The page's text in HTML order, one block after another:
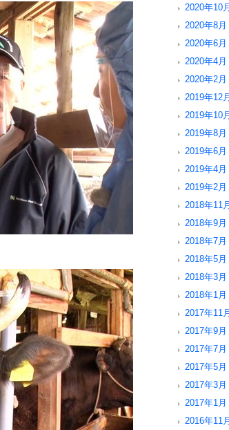
2020年10
2020年8月
2020年6月
2020年4月
2020年2月
2019年12
2019年10
2019年8月
2019年6月
2019年4月
2019年2月
2018年11
2018年9月
2018年7月
2018年5月
2018年3月
2018年1月
2017年11
2017年9月
2017年7月
2017年5月
2017年3月
2017年1月
2016年11